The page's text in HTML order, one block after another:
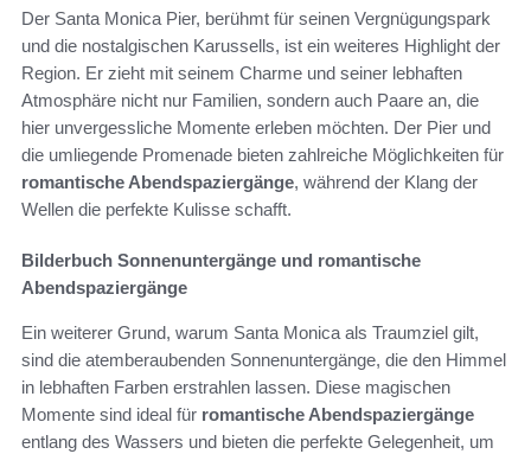
Der Santa Monica Pier, berühmt für seinen Vergnügungspark
und die nostalgischen Karussells, ist ein weiteres Highlight der
Region. Er zieht mit seinem Charme und seiner lebhaften
Atmosphäre nicht nur Familien, sondern auch Paare an, die
hier unvergessliche Momente erleben möchten. Der Pier und
die umliegende Promenade bieten zahlreiche Möglichkeiten für
romantische Abendspaziergänge, während der Klang der
Wellen die perfekte Kulisse schafft.
Bilderbuch Sonnenuntergänge und romantische
Abendspaziergänge
Ein weiterer Grund, warum Santa Monica als Traumziel gilt,
sind die atemberaubenden Sonnenuntergänge, die den Himmel
in lebhaften Farben erstrahlen lassen. Diese magischen
Momente sind ideal für romantische Abendspaziergänge
entlang des Wassers und bieten die perfekte Gelegenheit, um